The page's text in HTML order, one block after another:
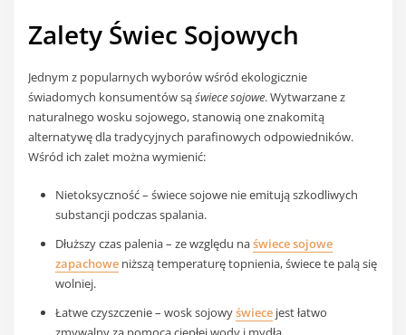
Zalety Świec Sojowych
Jednym z popularnych wyborów wśród ekologicznie
świadomych konsumentów sąświece sojowe. Wytwarzane z
naturalnego wosku sojowego, stanowią one znakomitą
alternatywę dla tradycyjnych parafinowych odpowiedników.
Wśród ich zalet można wymienić:
Nietoksyczność – świece sojowe nie emitują szkodliwych
substancji podczas spalania.
Dłuższy czas palenia – ze względu naświece sojowe
zapachoweniższą temperaturę topnienia, świece te palą się
wolniej.
Łatwe czyszczenie – wosk sojowyświecejest łatwo